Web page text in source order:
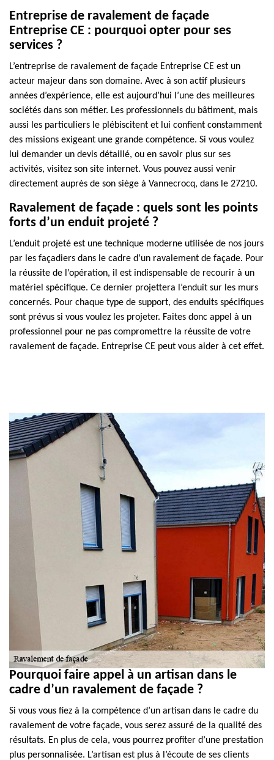
Entreprise de ravalement de façade
Entreprise CE : pourquoi opter pour ses
services ?
L’entreprise de ravalement de façade Entreprise CE est un
acteur majeur dans son domaine. Avec à son actif plusieurs
années d’expérience, elle est aujourd’hui l’une des meilleures
sociétés dans son métier. Les professionnels du bâtiment, mais
aussi les particuliers le plébiscitent et lui confient constamment
des missions exigeant une grande compétence. Si vous voulez
lui demander un devis détaillé, ou en savoir plus sur ses
activités, visitez son site internet. Vous pouvez aussi venir
directement auprès de son siège à Vannecrocq, dans le 27210.
Ravalement de façade : quels sont les points
forts d’un enduit projeté ?
L’enduit projeté est une technique moderne utilisée de nos jours
par les façadiers dans le cadre d’un ravalement de façade. Pour
la réussite de l’opération, il est indispensable de recourir à un
matériel spécifique. Ce dernier projettera l’enduit sur les murs
concernés. Pour chaque type de support, des enduits spécifiques
sont prévus si vous voulez les projeter. Faites donc appel à un
professionnel pour ne pas compromettre la réussite de votre
ravalement de façade. Entreprise CE peut vous aider à cet effet.
Pourquoi faire appel à un artisan dans le
cadre d’un ravalement de façade ?
Si vous vous fiez à la compétence d’un artisan dans le cadre du
ravalement de votre façade, vous serez assuré de la qualité des
résultats. En plus de cela, vous pourrez profiter d’une prestation
plus personnalisée. L’artisan est plus à l’écoute de ses clients